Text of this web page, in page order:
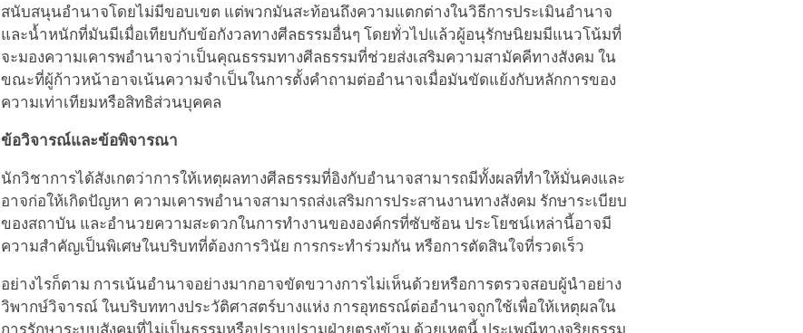
สนับสนุนอำนาจโดยไม่มีขอบเขต แต่พวกมันสะท้อนถึงความแตกต่างในวิธีการประเมินอำนาจ
และน้ำหนักที่มันมีเมื่อเทียบกับข้อกังวลทางศีลธรรมอื่นๆ โดยทั่วไปแล้วผู้อนุรักษนิยมมีแนวโน้มที่
จะมองความเคารพอำนาจว่าเป็นคุณธรรมทางศีลธรรมที่ช่วยส่งเสริมความสามัคคีทางสังคม ใน
ขณะที่ผู้ก้าวหน้าอาจเน้นความจำเป็นในการตั้งคำถามต่ออำนาจเมื่อมันขัดแย้งกับหลักการของ
ความเท่าเทียมหรือสิทธิส่วนบุคคล
ข้อวิจารณ์และข้อพิจารณา
นักวิชาการได้สังเกตว่าการให้เหตุผลทางศีลธรรมที่อิงกับอำนาจสามารถมีทั้งผลที่ทำให้มั่นคงและ
อาจก่อให้เกิดปัญหา ความเคารพอำนาจสามารถส่งเสริมการประสานงานทางสังคม รักษาระเบียบ
ของสถาบัน และอำนวยความสะดวกในการทำงานขององค์กรที่ซับซ้อน ประโยชน์เหล่านี้อาจมี
ความสำคัญเป็นพิเศษในบริบทที่ต้องการวินัย การกระทำร่วมกัน หรือการตัดสินใจที่รวดเร็ว
อย่างไรก็ตาม การเน้นอำนาจอย่างมากอาจขัดขวางการไม่เห็นด้วยหรือการตรวจสอบผู้นำอย่าง
วิพากษ์วิจารณ์ ในบริบททางประวัติศาสตร์บางแห่ง การอุทธรณ์ต่ออำนาจถูกใช้เพื่อให้เหตุผลใน